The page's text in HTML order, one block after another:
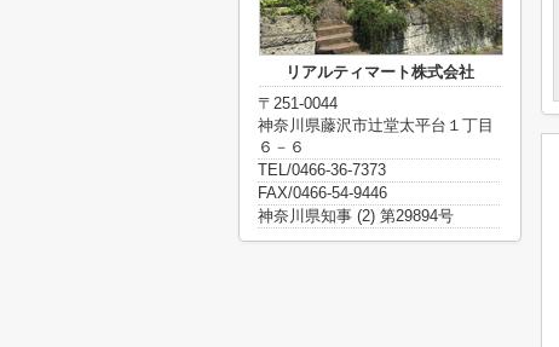
リアルティマート株式会社
〒251-0044
神奈川県藤沢市辻堂太平台１丁目
６－６
TEL/0466-36-7373
FAX/0466-54-9446
神奈川県知事 (2) 第29894号